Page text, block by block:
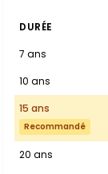
DURÉE
7 ans
10 ans
15 ans
Recommandé
20 ans